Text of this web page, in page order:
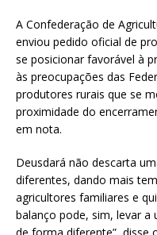
A Confederação de
enviou pedido oficial de
se posicionar favorável à
às preocupações das
produtores rurais que se
proximidade do
em nota.
Deusdará não descarta
diferentes, dando mais
agricultores familiares e
balanço pode, sim, levar